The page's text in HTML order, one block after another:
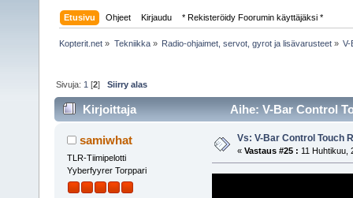
Etusivu Ohjeet Kirjaudu * Rekisteröidy Foorumin käyttäjäksi *
Kopterit.net » Tekniikka» Radio-ohjaimet, servot, gyrot ja lisävarusteet» V-
Sivuja: 1 [2]Siirry alas
Kirjoittaja Aihe: V-Bar Control
samiwhat
TLR-Tiimipelotti
Yyberfyyrer Torppari
Vs: V-Bar Control Touch
« Vastaus #25 : 11 Huhtikuu,